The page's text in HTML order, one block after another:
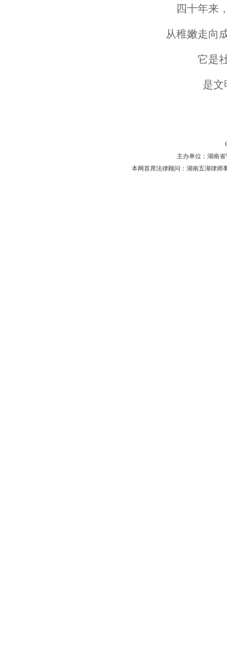
四十年来
从稚嫩走向
它是
是文
主办单位：湖南省
本网首席法律顾问：湖南五湖律师